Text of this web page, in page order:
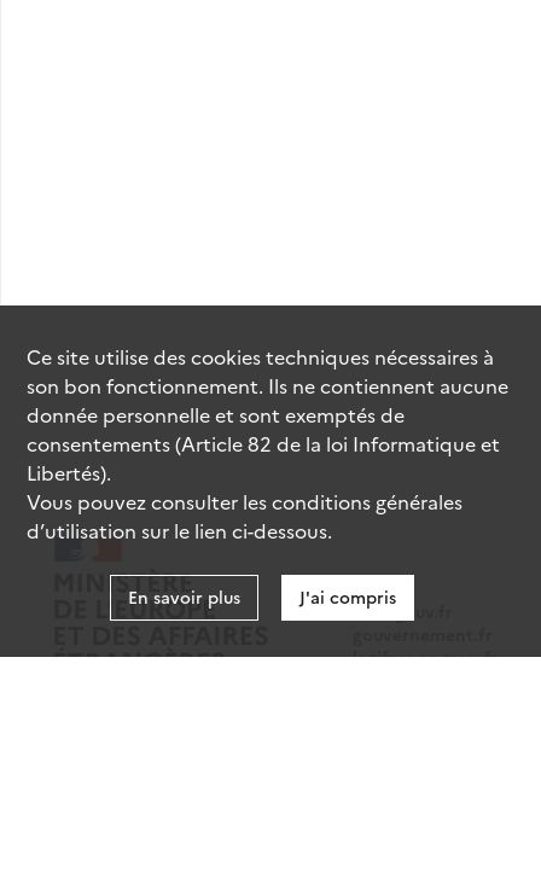
data.gouv.fr
legifrance.gouv.fr
Ce site utilise descookiestechniques nécessaires à
son bon fonctionnement. Ils ne contiennent aucune
donnée personnelle et sont exemptés de
consentements (Article 82 de la loi Informatique et
Libertés).
Vous pouvez consulter les conditions générales
d’utilisation sur le lien ci-dessous.
En savoir plus J'ai compris